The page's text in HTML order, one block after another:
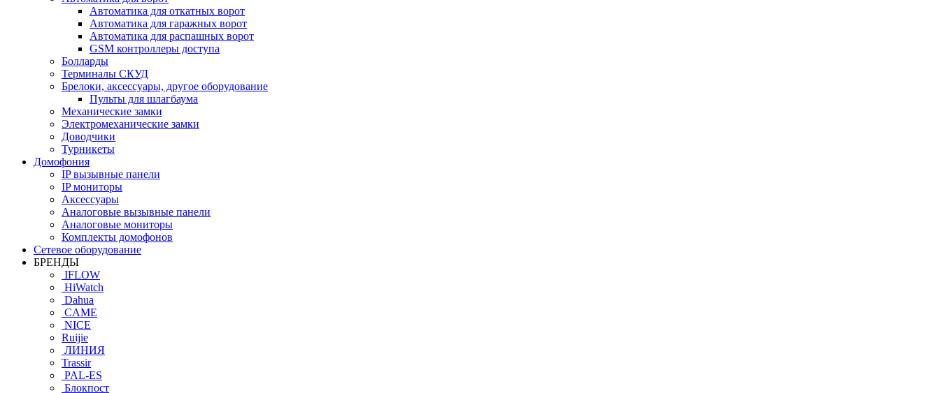
Автоматика для откатных ворот
Автоматика для гаражных ворот
Автоматика для распашных ворот
GSM контроллеры доступа
Болларды
Терминалы СКУД
Брелоки, аксессуары, другое оборудование
Пульты для шлагбаума
Механические замки
Электромеханические замки
Доводчики
Турникеты
Домофония
IP вызывные панели
IP мониторы
Аксессуары
Аналоговые вызывные панели
Аналоговые мониторы
Комплекты домофонов
Сетевое оборудование
БРЕНДЫ
IFLOW
HiWatch
Dahua
CAME
NICE
Ruijie
ЛИНИЯ
Trassir
PAL-ES
Блокпост